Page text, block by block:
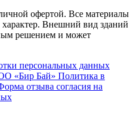
офертой. Все материалы
Внешний вид зданий
решением и может
персональных данных
«Бир Бай» Политика в
отзыва согласия на